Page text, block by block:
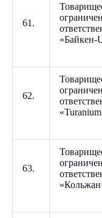
61.
«Байкен-
62.
63.